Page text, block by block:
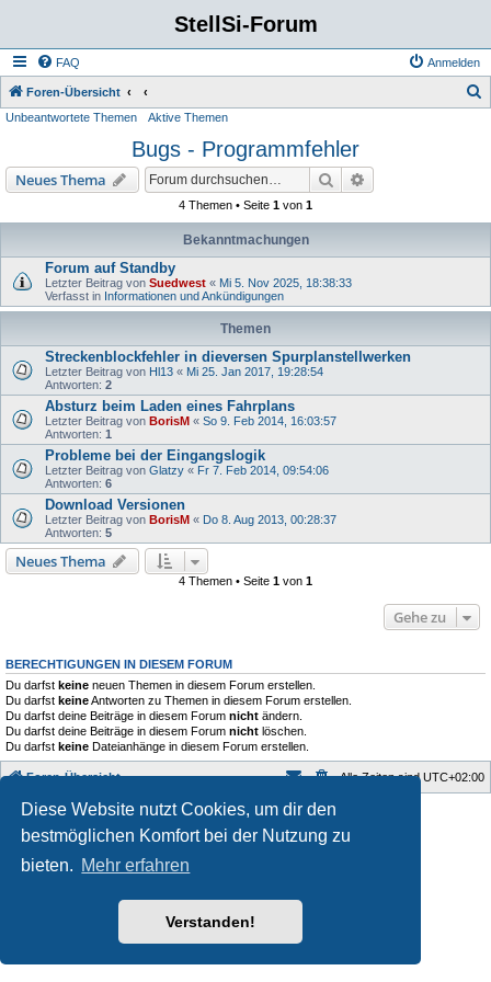
Diese Website nutzt Cookies, um dir den
bestmöglichen Komfort bei der Nutzung zu
bieten. Mehr erfahren
Verstanden!
StellSi-Forum
FAQ Anmelden
Foren-Übersicht
Unbeantwortete Themen Aktive Themen
Bugs - Programmfehler
Neues Thema Suche
4 Themen • Seite 1 von 1
Bekanntmachungen
Forum auf Standby
Letzter Beitrag von Suedwest « Mi 5. Nov 2025, 18:38:33
Verfasst in Informationen und Ankündigungen
Themen
Streckenblockfehler in dieversen Spurplanstellwerken
Letzter Beitrag von Hl13 « Mi 25. Jan 2017, 19:28:54
Antworten: 2
Absturz beim Laden eines Fahrplans
Letzter Beitrag von BorisM « So 9. Feb 2014, 16:03:57
Antworten: 1
Probleme bei der Eingangslogik
Letzter Beitrag von Glatzy « Fr 7. Feb 2014, 09:54:06
Antworten: 6
Download Versionen
Letzter Beitrag von BorisM « Do 8. Aug 2013, 00:28:37
Antworten: 5
Neues Thema
4 Themen • Seite 1 von 1
Gehe zu
BERECHTIGUNGEN IN DIESEM FORUM
Du darfst keine neuen Themen in diesem Forum erstellen.
Du darfst keineAntworten zu Themen in diesem Forum erstellen.
Du darfst deine Beiträge in diesem Forum nicht ändern.
Du darfst deine Beiträge in diesem Forum nicht löschen.
Du darfst keine Dateianhänge in diesem Forum erstellen.
Foren-Übersicht Alle Zeiten sindUTC+02:00
Style developer by Zuma Portal,
Deutsche Übersetzung durchphpBB.de
Datenschutz